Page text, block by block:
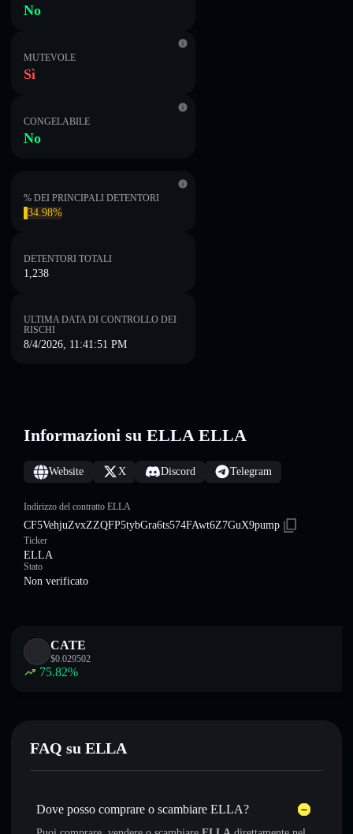
No
MUTEVOLE
Sì
CONGELABILE
No
% DEI PRINCIPALI DETENTORI
34.98%
DETENTORI TOTALI
1,238
ULTIMA DATA DI CONTROLLO DEI
RISCHI
8/4/2026, 11:41:51 PM
Informazioni su ELLA ELLA
Website X Discord Telegram
Indirizzo del contratto ELLA
CF5VehjuZvxZZQFP5tybGra6ts574FAwt6Z7GuX9pump
Ticker
ELLA
Stato
Non verificato
CATE
$0.029502
75.82%
FAQ su ELLA
Dove posso comprare o scambiare ELLA?